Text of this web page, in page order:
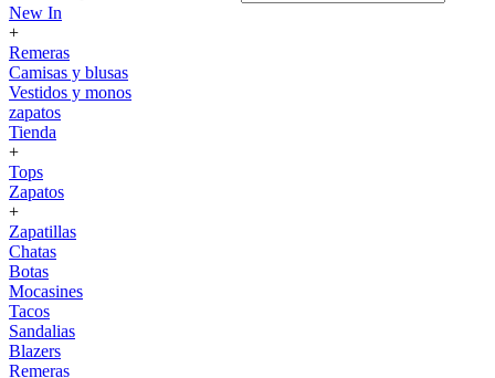
New In
+
Remeras
Camisas y blusas
Vestidos y monos
zapatos
Tienda
+
Tops
Zapatos
+
Zapatillas
Chatas
Botas
Mocasines
Tacos
Sandalias
Blazers
Remeras